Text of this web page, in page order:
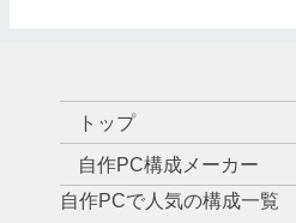
トップ
自作PC構成メーカー
自作PCで人気の構成一覧